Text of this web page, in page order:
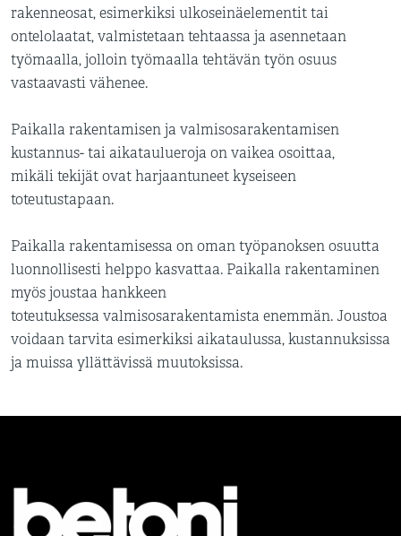
rakenneosat, esimerkiksi ulkoseinäelementit tai
ontelolaatat, valmistetaan tehtaassa ja asennetaan
työmaalla, jolloin työmaalla tehtävän työn osuus
vastaavasti vähenee.
Paikalla rakentamisen ja valmisosarakentamisen
kustannus- tai aikataulueroja on vaikea osoittaa,
mikäli tekijät ovat harjaantuneet kyseiseen
toteutustapaan.
Paikalla rakentamisessa on oman työpanoksen osuutta
luonnollisesti helppo kasvattaa. Paikalla rakentaminen
myös joustaa hankkeen
toteutuksessa valmisosarakentamista enemmän. Joustoa
voidaan tarvita esimerkiksi aikataulussa, kustannuksissa
ja muissa yllättävissä muutoksissa.